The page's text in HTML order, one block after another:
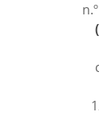
n.º